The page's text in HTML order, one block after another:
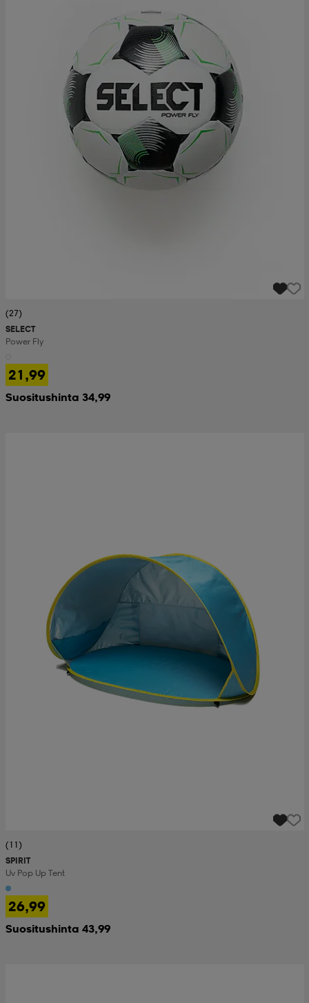
(27)
SELECT
Power Fly
21,99
Suositushinta 34,99
(11)
SPIRIT
Uv Pop Up Tent
26,99
Suositushinta 43,99